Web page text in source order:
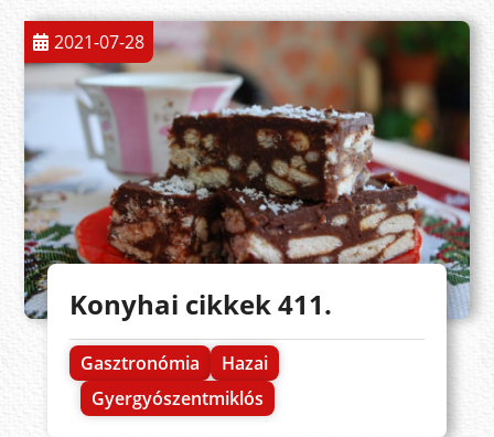
2021-07-28
Konyhai cikkek 411.
Gasztronómia
Hazai
Gyergyószentmiklós